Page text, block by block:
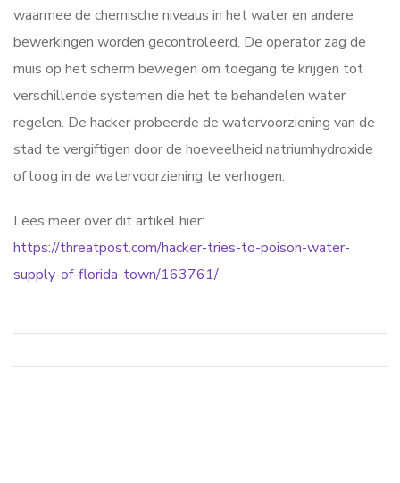
waarmee de chemische niveaus in het water en andere
bewerkingen worden gecontroleerd. De operator zag de
muis op het scherm bewegen om toegang te krijgen tot
verschillende systemen die het te behandelen water
regelen. De hacker probeerde de watervoorziening van de
stad te vergiftigen door de hoeveelheid natriumhydroxide
of loog in de watervoorziening te verhogen.
Lees meer over dit artikel hier:
https://threatpost.com/hacker-tries-to-poison-water-
supply-of-florida-town/163761/